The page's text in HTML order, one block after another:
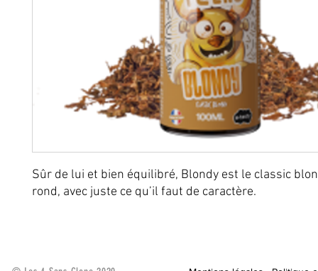
Sûr de lui et bien équilibré, Blondy est le classic
rond, avec juste ce qu’il faut de caractère.